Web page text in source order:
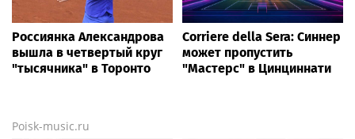
Россиянка Александрова
вышла в четвертый круг
"тысячника" в Торонто
Corriere della Sera: Синнер
может пропустить
"Мастерс" в Цинциннати
Poisk-music.ru